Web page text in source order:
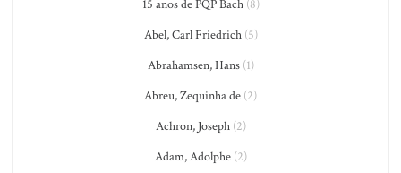
15 anos de PQP Bach(8)
Abel, Carl Friedrich(5)
Abrahamsen, Hans(1)
Abreu, Zequinha de (2)
Achron, Joseph(2)
Adam, Adolphe(2)